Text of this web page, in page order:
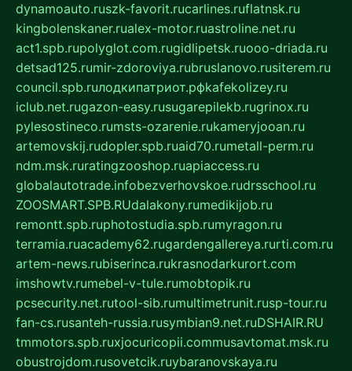
dynamoauto.ruszk-favorit.rucarlines.ruflatnsk.ru
kingbolenskaner.rualex-motor.ruastroline.net.ru
act1.spb.rupolyglot.com.rugidlipetsk.ruooo-driada.ru
detsad125.rumir-zdoroviya.rubruslanovo.rusiterem.ru
council.spb.ruлодкипатриот.рфkafekolizey.ru
iclub.net.rugazon-easy.rusugarepilekb.rugrinox.ru
pylesostineco.rumsts-ozarenie.rukameryjooan.ru
artemovskij.rudopler.spb.ruaid70.rumetall-perm.ru
ndm.msk.ruratingzooshop.ruapiaccess.ru
globalautotrade.infobezverhovskoe.rudrsschool.ru
ZOOSMART.SPB.RUdalakony.rumedikijob.ru
remontt.spb.ruphotostudia.spb.rumyragon.ru
terramia.ruacademy62.rugardengallereya.rurti.com.ru
artem-news.rubiserinca.rukrasnodarkurort.com
imshowtv.rumebel-v-tule.rumobtopik.ru
pcsecurity.net.rutool-sib.rumultimetrunit.rusp-tour.ru
fan-cs.rusanteh-russia.rusymbian9.net.ruDSHAIR.RU
tmmotors.spb.ruxjocuricopii.commusavtomat.msk.ru
obustrojdom.rusovetcik.ruybaranovskaya.ru